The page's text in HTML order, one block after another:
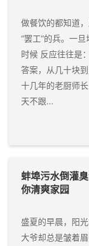
做餐饮的都知道
“罢工”的兵。一
时候 反应往往是
答案，从几十块
十几年的老厨师
天不跟...
蚌埠污水倒灌
你清爽家园
盛夏的早晨，阳
大爷却总是皱着